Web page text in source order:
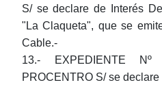
S/ se declare de Interés
"La Claqueta", que se
Cable.-
13.- EXPEDIENTE Nº
PROCENTRO S/ se declare